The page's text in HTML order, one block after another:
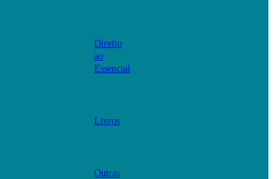
Direito
ao
Essencial
Livros
Outras